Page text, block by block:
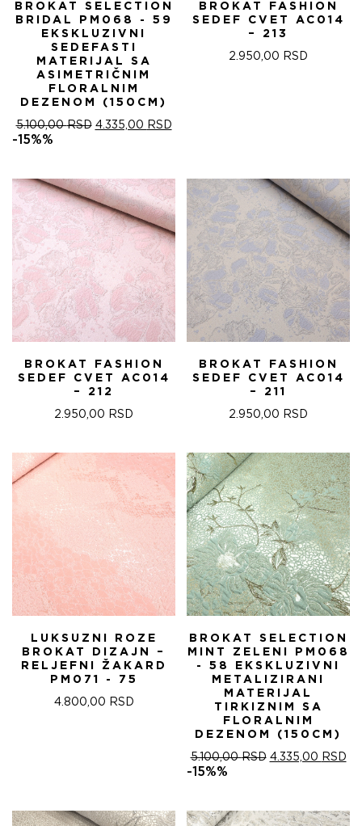
BROKAT SELECTION
BRIDAL PM068 - 59
EKSKLUZIVNI
SEDEFASTI
MATERIJAL SA
ASIMETRIČNIM
FLORALNIM
DEZENOM (150CM)
5.100,00RSD ОРИГИНАЛНА
5.100,00 RSD.
4.335,00 RSDТРЕНУТНА
-15%%
BROKAT FASHION
SEDEF CVET AC014
– 213
2.950,00 RSD
BROKAT FASHION
SEDEF CVET AC014
– 212
2.950,00 RSD
BROKAT FASHION
SEDEF CVET AC014
– 211
2.950,00 RSD
LUKSUZNI ROZE
BROKAT DIZAJN –
RELJEFNI ŽAKARD
PM071 - 75
4.800,00 RSD
BROKAT SELECTION
MINT ZELENI PM068
- 58 EKSKLUZIVNI
METALIZIRANI
MATERIJAL
TIRKIZNIM SA
FLORALNIM
DEZENOM (150CM)
5.100,00RSD ОРИГИНАЛНА
5.100,00 RSD.
4.335,00 RSD
-15%%